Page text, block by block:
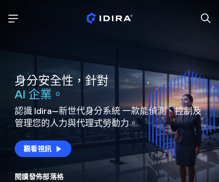
身分安全性，針對
AI 企業。
認識 Idira—新世代身分系統一款能偵測、控制及
管理您的人力與代理式勞動力。
觀看視訊
閱讀發佈部落格